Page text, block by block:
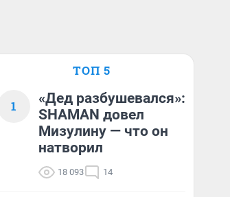
ТОП 5
1
«Дед разбушевался»:
SHAMAN довел
Мизулину — что он
натворил
18 093 14